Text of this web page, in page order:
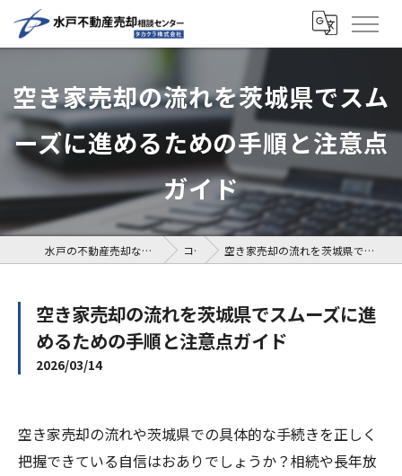
空き家売却の流れを茨城県でスム
ーズに進めるための手順と注意点
ガイド
水戸の不動産売却なら水戸不動産売却相談センター コラム 空き家売却の流れを茨城県でスムーズに進めるための手順と注意点ガイド
空き家売却の流れを茨城県でスムーズに進
めるための手順と注意点ガイド
2026/03/14
空き家売却の流れや茨城県での具体的な手続きを正しく
把握できている自信はおありでしょうか？相続や長年放